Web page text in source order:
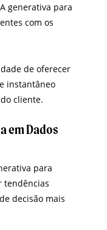
generativa para
com os
de oferecer
instantâneo
cliente.
em Dados
para
tendências
decisão mais